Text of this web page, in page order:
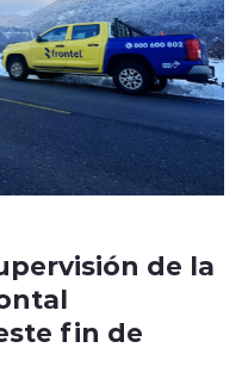
de la
fin de